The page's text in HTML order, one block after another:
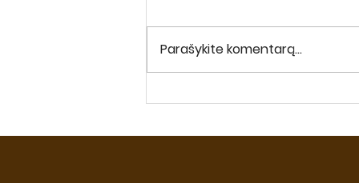
Callebaut DARK 2815
Parašykite komentarą...